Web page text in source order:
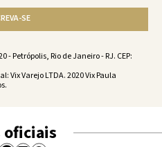
SE
- Petrópolis, Rio de Janeiro - RJ. CEP:
Vix Varejo LTDA. 2020 Vix Paula
oficiais